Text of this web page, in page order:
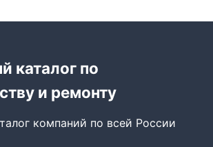
каталог по
и ремонту
компаний по всей России